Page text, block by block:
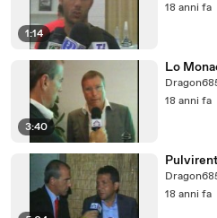
1:14
18 anni fa
3:40
Lo
18 anni fa
18 anni fa